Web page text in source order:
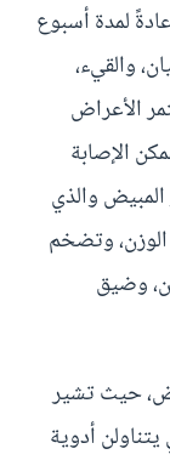
لمدة أسبوع
والقيء،
الأعراض
الإصابة
والذي
وتضخم
وضيق
حيث تشير
أدوية